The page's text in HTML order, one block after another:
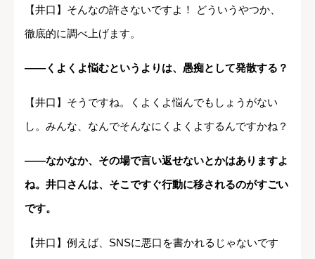
【井口】そんなの許さないですよ！ どういうやつか、
徹底的に調べ上げます。
――くよくよ悩むというよりは、愚痴として発散する？
【井口】そうですね。くよくよ悩んでもしょうがない
し。みんな、なんでそんなにくよくよするんですかね？
――なかなか、その場で言い返せないとかはありますよ
ね。井口さんは、そこですぐ行動に移されるのがすごい
です。
【井口】例えば、SNSに悪口を書かれるじゃないです